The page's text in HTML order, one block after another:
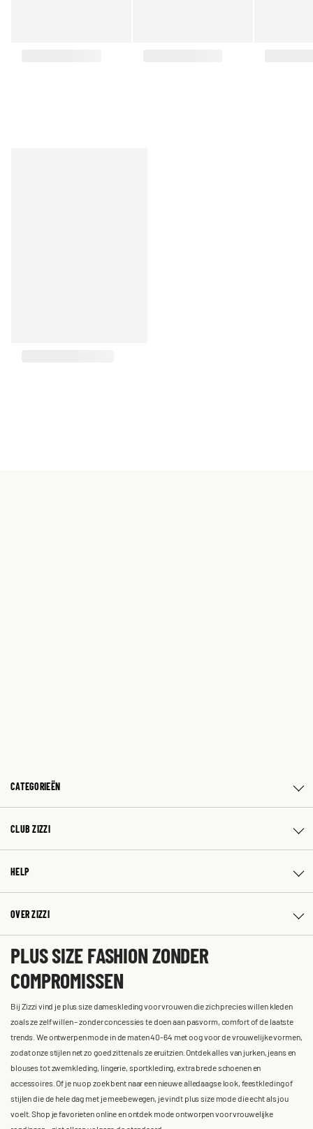
CATEGORIEËN
CLUB ZIZZI
HELP
OVER ZIZZI
PLUS SIZE FASHION ZONDER
COMPROMISSEN
Bij Zizzi vind je plus size dameskleding voor vrouwen die zich precies willen kleden
zoals ze zelf willen – zonder concessies te doen aan pasvorm, comfort of de laatste
trends. We ontwerpen mode in de maten 40-64 met oog voor de vrouwelijke vormen,
zodat onze stijlen net zo goed zitten als ze eruitzien. Ontdek alles van jurken, jeans en
blouses tot zwemkleding, lingerie, sportkleding, extra brede schoenen en
accessoires. Of je nu op zoek bent naar een nieuwe alledaagse look, feestkleding of
stijlen die de hele dag met je meebewegen, je vindt plus size mode die echt als jou
voelt. Shop je favorieten online en ontdek mode ontworpen voor vrouwelijke